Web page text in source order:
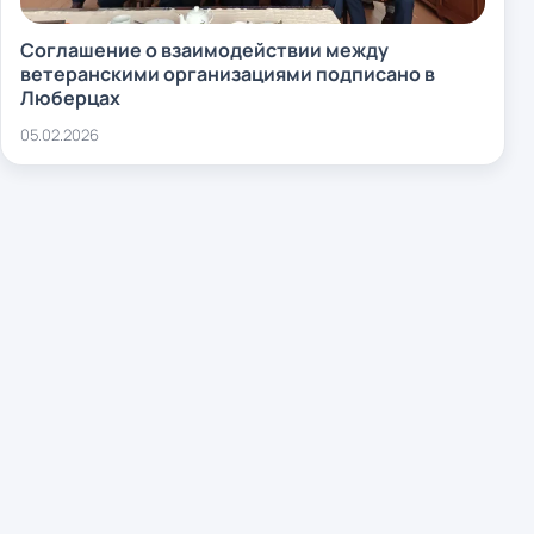
Соглашение о взаимодействии между
ветеранскими организациями подписано в
Люберцах
05.02.2026